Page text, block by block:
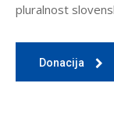
pluralnost
Donacija